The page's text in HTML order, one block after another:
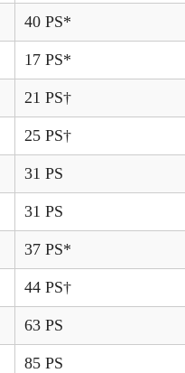
40 PS*
17 PS*
21 PS†
25 PS†
31 PS
31 PS
37 PS*
44 PS†
63 PS
85 PS